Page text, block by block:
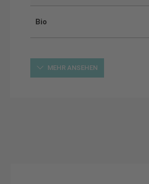
Bio
MEHR ANSEHEN